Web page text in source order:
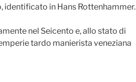
identificato in Hans Rottenhammer.
nel Seicento e, allo stato di
tardo manierista veneziana